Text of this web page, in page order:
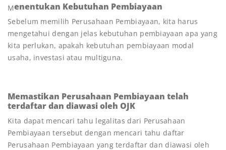
Menentukan Kebutuhan Pembiayaan
Sebelum memilih Perusahaan Pembiayaan, kita harus
mengetahui dengan jelas kebutuhan pembiayaan apa yang
kita perlukan, apakah kebutuhan pembiayaan modal
usaha, investasi atau multiguna.
Memastikan Perusahaan Pembiayaan telah
terdaftar dan diawasi oleh OJK
Kita dapat mencari tahu legalitas dari Perusahaan
Pembiayaan tersebut dengan mencari tahu daftar
Perusahaan Pembiayaan yang terdaftar dan diawasi oleh